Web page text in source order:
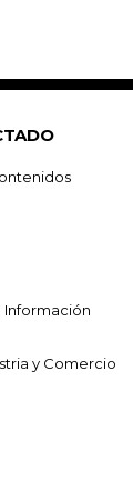
Información
y Comercio